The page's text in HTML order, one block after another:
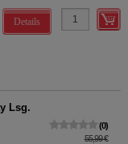
Details
Lsg.
0
55,99 €